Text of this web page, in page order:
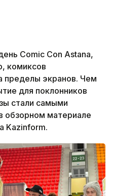
Comic Con Astana,
комиксов
пределы экранов. Чем
для поклонников
стали самыми
материале
Kazinform.